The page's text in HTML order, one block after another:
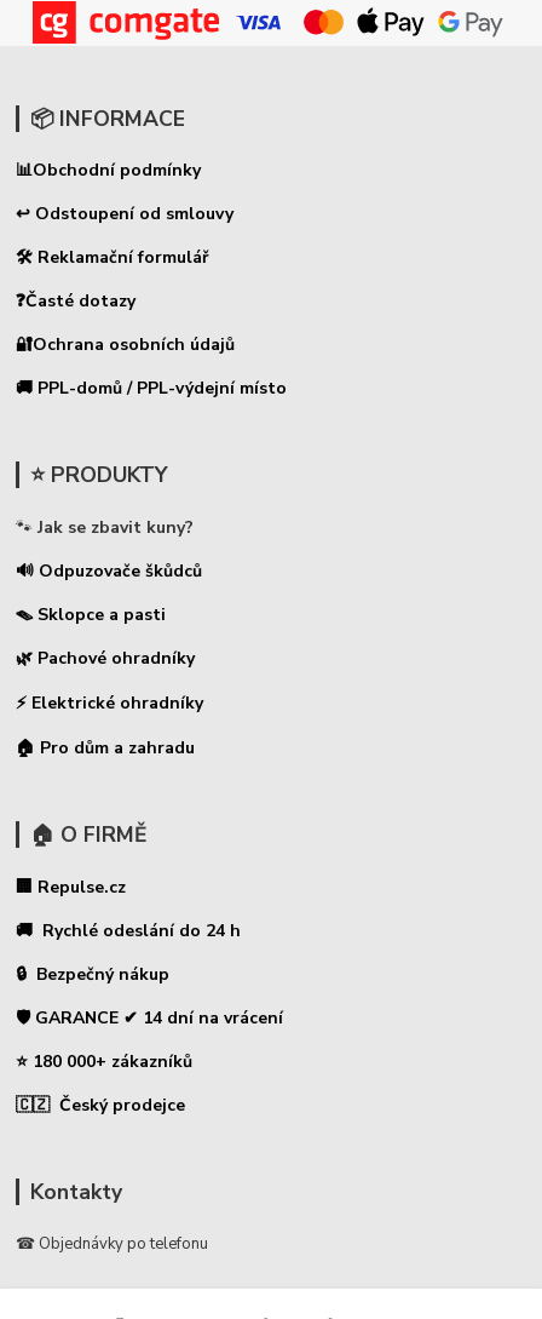
📦 INFORMACE
📊Obchodní podmínky
↩ Odstoupení od smlouvy
🛠 Reklamační formulář
❓Časté dotazy
🔐Ochrana osobních údajů
🚚 PPL-domů / PPL-výdejní místo
⭐ PRODUKTY
🐾 Jak se zbavit kuny?
🔊 Odpuzovače škůdců
🪤 Sklopce a pasti
🌿 Pachové ohradníky
⚡ Elektrické ohradníky
🏠 Pro dům a zahradu
🏠 O FIRMĚ
🏢 Repulse.cz
🚚 Rychlé odeslání do 24 h
🔒 Bezpečný nákup
🛡️ GARANCE ✔ 14 dní na vrácení
⭐ 180 000+ zákazníků
🇨🇿 Český prodejce
Kontakty
☎ Objednávky po telefonu